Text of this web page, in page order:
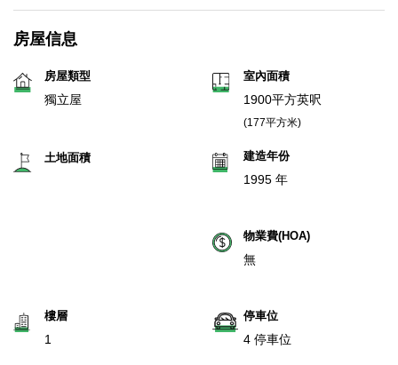
房屋信息
房屋類型
獨立屋
室內面積
1900平方英呎
(177平方米)
土地面積 建造年份
1995 年
物業費(HOA)
無
樓層
1
停車位
4 停車位